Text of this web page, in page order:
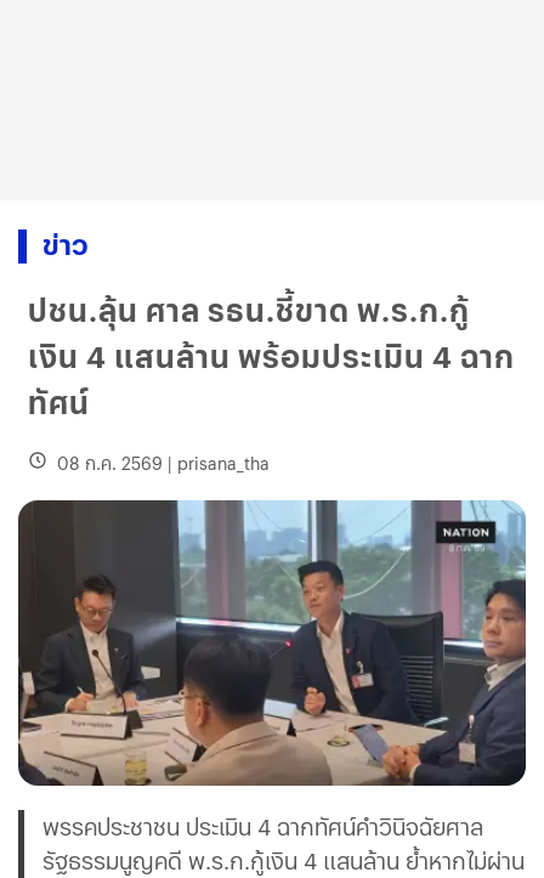
ข่าว
ปชน.ลุ้น ศาล รธน.ชี้ขาด พ.ร.ก.กู้
เงิน 4 แสนล้าน พร้อมประเมิน 4 ฉาก
ทัศน์
08 ก.ค. 2569 | prisana_tha
พรรคประชาชน ประเมิน 4 ฉากทัศน์คำวินิจฉัยศาล
รัฐธรรมนูญคดี พ.ร.ก.กู้เงิน 4 แสนล้าน ย้ำหากไม่ผ่าน